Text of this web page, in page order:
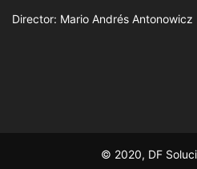
Director: Mario Andrés Antonowicz
© 2020, DF